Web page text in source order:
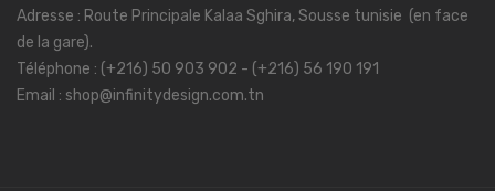
Adresse : Route Principale Kalaa Sghira, Sousse tunisie (en face
de la gare).
Téléphone : (+216) 50 903 902 - (+216) 56 190 191
Email : shop@infinitydesign.com.tn